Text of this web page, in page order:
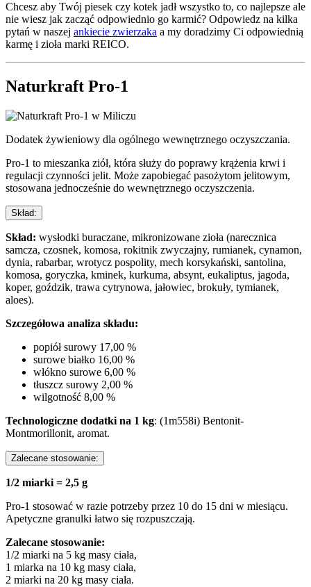
Chcesz aby Twój piesek czy kotek jadł wszystko to, co najlepsze ale
nie wiesz jak zacząć odpowiednio go karmić? Odpowiedz na kilka
pytań w naszej ankiecie zwierzaka a my doradzimy Ci odpowiednią
karmę i zioła marki REICO.
Naturkraft Pro-1
Dodatek żywieniowy dla ogólnego wewnętrznego oczyszczania.
Pro-1 to mieszanka ziół, która służy do poprawy krążenia krwi i
regulacji czynności jelit. Może zapobiegać pasożytom jelitowym,
stosowana jednocześnie do wewnętrznego oczyszczenia.
Skład:
Skład: wysłodki buraczane, mikronizowane zioła (narecznica
samcza, czosnek, komosa, rokitnik zwyczajny, rumianek, cynamon,
dynia, rabarbar, wrotycz pospolity, mech korsykański, santolina,
komosa, goryczka, kminek, kurkuma, absynt, eukaliptus, jagoda,
koper, goździk, trawa cytrynowa, jałowiec, brokuły, tymianek,
aloes).
Szczegółowa analiza składu:
popiół surowy 17,00 %
surowe białko 16,00 %
włókno surowe 6,00 %
tłuszcz surowy 2,00 %
wilgotność 8,00 %
Technologiczne dodatki na 1 kg: (1m558i) Bentonit-
Montmorillonit, aromat.
Zalecane stosowanie:
1/2 miarki = 2,5 g
Pro-1 stosować w razie potrzeby przez 10 do 15 dni w miesiącu.
Apetyczne granulki łatwo się rozpuszczają.
Zalecane stosowanie:
1/2 miarki na 5 kg masy ciała,
1 miarka na 10 kg masy ciała,
2 miarki na 20 kg masy ciała.